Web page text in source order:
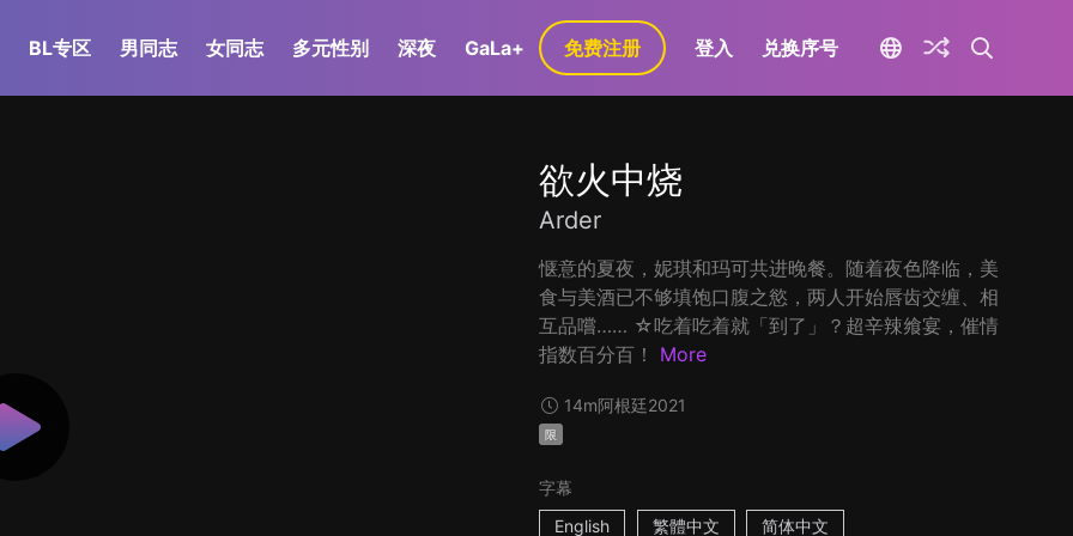
BL专区 男同志 女同志 多元性别 深夜 GaLa+ 免费注册 登入 兑换序号
欲火中烧
Arder
惬意的夏夜，妮琪和玛可共进晚餐。随着夜色降临，美
食与美酒已不够填饱口腹之慾，两人开始唇齿交缠、相
互品嚐…… ☆吃着吃着就「到了」？超辛辣飨宴，催情
指数百分百！
More
14m阿根廷2021
限
字幕
English
繁體中文 简体中文